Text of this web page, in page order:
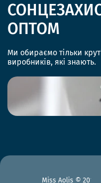
ОПТОМ
Ми обираємо тільки
виробників, які знають.
Miss Aolis © 2012-